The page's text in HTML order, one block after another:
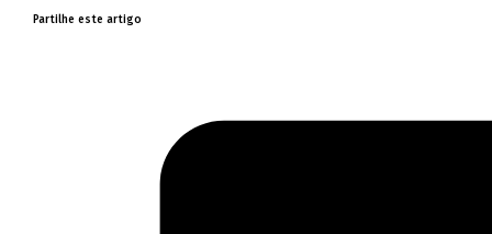
Partilhe este artigo